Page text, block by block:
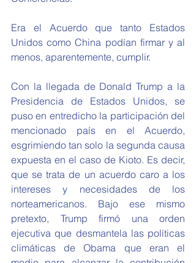
Era el Acuerdo que tanto Estados
Unidos como China podían firmar y al
menos, aparentemente, cumplir.
Con la llegada de Donald Trump a la
Presidencia de Estados Unidos, se
puso en entredicho la participación del
mencionado país en el Acuerdo,
esgrimiendo tan solo la segunda causa
expuesta en el caso de Kioto. Es decir,
que se trata de un acuerdo caro a los
intereses y necesidades de los
norteamericanos. Bajo ese mismo
pretexto, Trump firmó una orden
ejecutiva que desmantela las políticas
climáticas de Obama que eran el